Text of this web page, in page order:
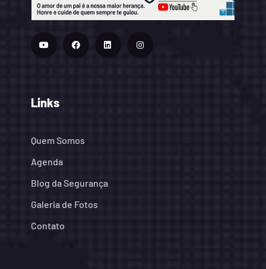
Links
Quem Somos
Agenda
Blog da Segurança
Galeria de Fotos
Contato